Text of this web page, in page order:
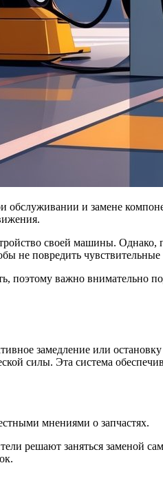
и замене
своей машины. Однако,
не повредить
поэтому важно внимательно
замедление или
силы. Эта система
мнениями о запчастях.
решают заняться заменой